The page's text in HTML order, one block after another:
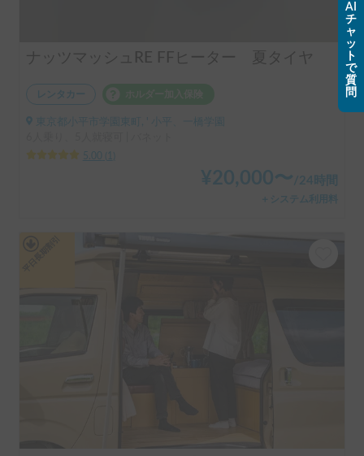
ナッツマッシュRE FFヒーター 夏タイヤ
レンタカー
東京都小平市学園東町, ' 小平、一橋学園
5.00
¥20,000〜 /24時間
＋システム利用料
AI
チ
ャ
ッ
ト
で
質
問